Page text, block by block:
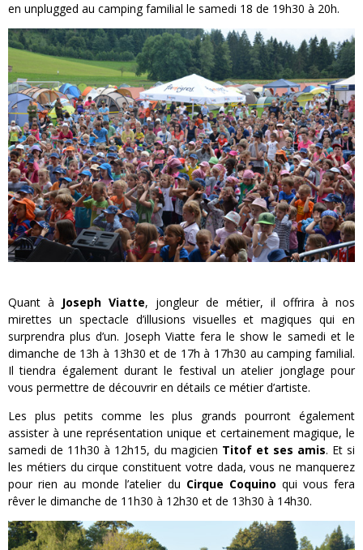
en unplugged au camping familial le samedi 18 de 19h30 à 20h.
Quant à Joseph Viatte, jongleur de métier, il offrira à nos
mirettes un spectacle d’illusions visuelles et magiques qui en
surprendra plus d’un. Joseph Viatte fera le show le samedi et le
dimanche de 13h à 13h30 et de 17h à 17h30 au camping familial.
Il tiendra également durant le festival un atelier jonglage pour
vous permettre de découvrir en détails ce métier d’artiste.
Les plus petits comme les plus grands pourront également
assister à une représentation unique et certainement magique, le
samedi de 11h30 à 12h15, du magicien Titof et ses amis. Et si
les métiers du cirque constituent votre dada, vous ne manquerez
pour rien au monde l’atelier du Cirque Coquino qui vous fera
rêver le dimanche de 11h30 à 12h30 et de 13h30 à 14h30.